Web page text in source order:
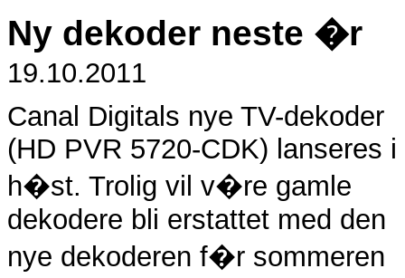
Ny dekoder neste �r
19.10.2011
Canal Digitals nye TV-dekoder
(HD PVR 5720-CDK) lanseres i
h�st. Trolig vil v�re gamle
dekodere bli erstattet med den
nye dekoderen f�r sommeren